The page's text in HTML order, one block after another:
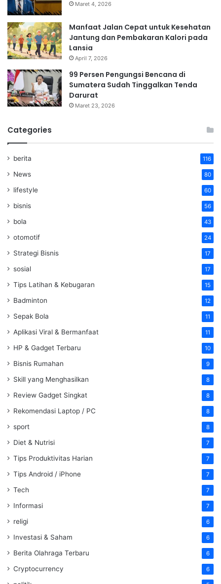
Maret 4, 2026
Manfaat Jalan Cepat untuk Kesehatan
Jantung dan Pembakaran Kalori pada
Lansia
April 7, 2026
99 Persen Pengungsi Bencana di
Sumatera Sudah Tinggalkan Tenda
Darurat
Maret 23, 2026
Categories
berita 116
News 80
lifestyle 60
bisnis 56
bola 43
otomotif 24
Strategi Bisnis 17
sosial 17
Tips Latihan & Kebugaran 15
Badminton 12
Sepak Bola 11
Aplikasi Viral & Bermanfaat 11
HP & Gadget Terbaru 10
Bisnis Rumahan 9
Skill yang Menghasilkan 8
Review Gadget Singkat 8
Rekomendasi Laptop / PC 8
sport 8
Diet & Nutrisi 7
Tips Produktivitas Harian 7
Tips Android / iPhone 7
Tech 7
Informasi 7
religi 6
Investasi & Saham 6
Berita Olahraga Terbaru 6
Cryptocurrency 6